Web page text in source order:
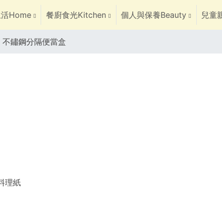
Home 餐廚食光Kitchen 個人與保養Beauty 兒童
鏽鋼分隔便當盒
理紙